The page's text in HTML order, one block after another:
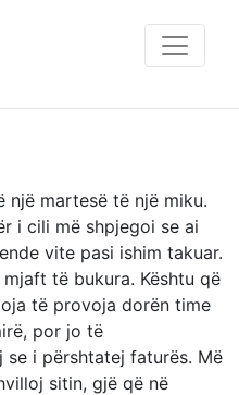
një martesë të një miku.
i cili më shpjegoi se ai
vite pasi ishim takuar.
të bukura. Kështu që
të provoja dorën time
por jo të
se i përshtatej faturës. Më
sitin, gjë që në